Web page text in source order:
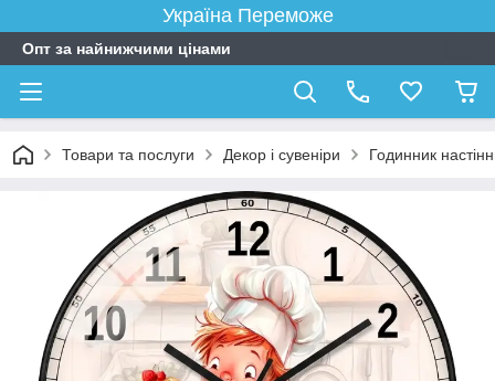
Україна Переможе
Опт за найнижчими цінами
Товари та послуги Декор і сувеніри Годинник